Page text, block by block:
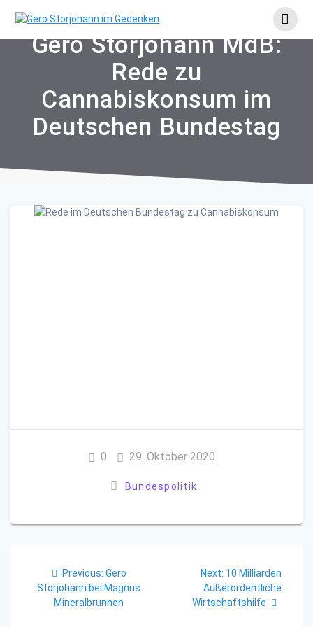
to
Gero Storjohann MdB:
Rede zu
Cannabiskonsum im
Deutschen Bundestag
0 29. Oktober 2020
Bundespolitik
Previous: Previous
post:
Gero
Storjohann bei Magnus
Mineralbrunnen
Next: Next
post:
10 Milliarden
Außerordentliche
Wirtschaftshilfe